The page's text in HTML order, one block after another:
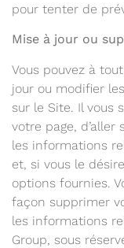
pour tenter de
Mise à jour ou
Vous pouvez à
jour ou modifier
sur le Site. Il vous
votre page,
les informations
et, si vous le
options fournies.
façon supprimer
les informations
Group, sous